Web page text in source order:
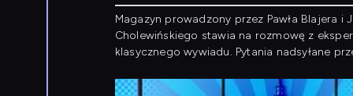
Magazyn prowadzony przez Pawła Blajera i
Cholewińskiego stawia na rozmowę z
klasycznego wywiadu. Pytania nadsyłane